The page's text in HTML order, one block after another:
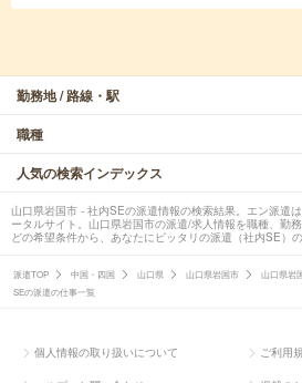
勤務地 / 路線・駅
職種
人気の検索インデックス
山口県岩国市 - 社内SEの派遣情報の検索結果。エン派遣
ータルサイト。山口県岩国市の派遣/求人情報を職種、勤
どの希望条件から、あなたにピッタリの派遣（社内SE）の
派遣TOP 中国・四国 山口県 山口県岩国市 山口県岩
SEの派遣の仕事一覧
個人情報の取り扱いについて ご利用